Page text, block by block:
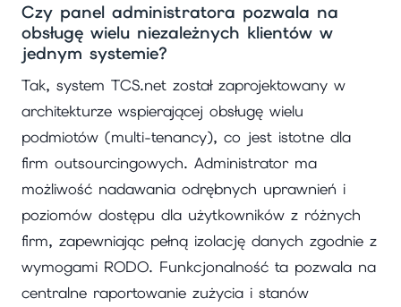
Czy panel administratora pozwala na
obsługę wielu niezależnych klientów w
jednym systemie?
Tak, system TCS.net został zaprojektowany w
architekturze wspierającej obsługę wielu
podmiotów (multi-tenancy), co jest istotne dla
firm outsourcingowych. Administrator ma
możliwość nadawania odrębnych uprawnień i
poziomów dostępu dla użytkowników z różnych
firm, zapewniając pełną izolację danych zgodnie z
wymogami RODO. Funkcjonalność ta pozwala na
centralne raportowanie zużycia i stanów